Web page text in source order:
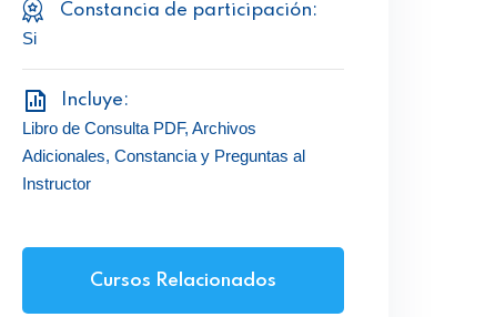
Constancia de participación:
Si
Incluye:
Libro de Consulta PDF, Archivos
Adicionales, Constancia y Preguntas al
Instructor
Cursos Relacionados